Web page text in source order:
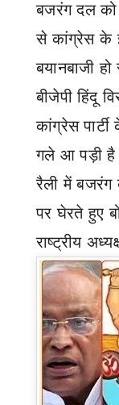
बजरंग दल को
से कांग्रेस के
बयानबाजी
बीजेपी हिंदू
कांग्रेस
गले आ पड़ी
रैली में बजरंग
पर घेरते हुए
राष्ट्रीय